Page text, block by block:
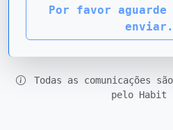
Por favor aguarde
Todas as comunicações
pelo Habit